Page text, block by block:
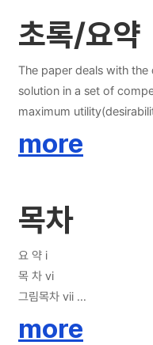
초록/요약
The paper deals with
solution in a set of
maximum utility(desirability).
proposed model
more
목차
요 약 i
목 차 vi
그림목차 vii
more